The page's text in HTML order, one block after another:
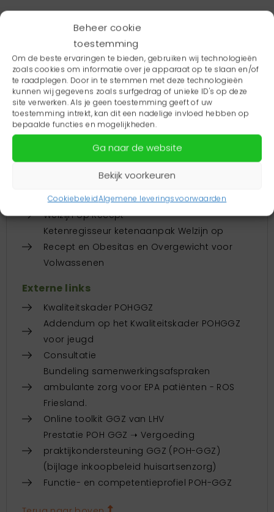
Beheer cookie
toestemming
Om de beste ervaringen te bieden, gebruiken wij technologieën
zoals cookies om informatie over je apparaat op te slaan en/of
te raadplegen. Door in te stemmen met deze technologieën
kunnen wij gegevens zoals surfgedrag of unieke ID's op deze
site verwerken. Als je geen toestemming geeft of uw
toestemming intrekt, kan dit een nadelige invloed hebben op
bepaalde functies en mogelijkheden.
Ga naar de website
Bekijk voorkeuren
CookiebeleidAlgemene leveringsvoorwaarden
Wil je meer informatie of heb je vragen? Neem dan
contact op met onze projectleider
Werkzaamheden
Hoe zit het nou écht met het delen van
(medische) gegevens?
Inspiratievideo Samenwerking sociaal
domein, huisartsenzorg en GGZ - Welzijn op
Samenwerking huisartsen en GGZ Friesland
tbv de EPA-patiënten
Welzijn op Recept
Ketenregisseur ketenaanpak Welzijn op
Recept en Obesitas en Overgewicht voor
Volwassenen
Externe links
Kwaliteitskader POHGGZ
Addendum op het Kwaliteitskader POHGGZ
voor jeugd
Consultatie
Bundeling samenwerkingsafspraken
ambulante zorg voor EPA patiënten - ROS
Friesland.
Online toolkit GGZ van LHV
Prestatie POH GGZ ➝ Vergoeding
praktijkondersteuning GGZ (POH-GGZ)
(bijlage inkoopbeleid huisartsenzorg)
Functie- en competentieprofiel POH-GGZ